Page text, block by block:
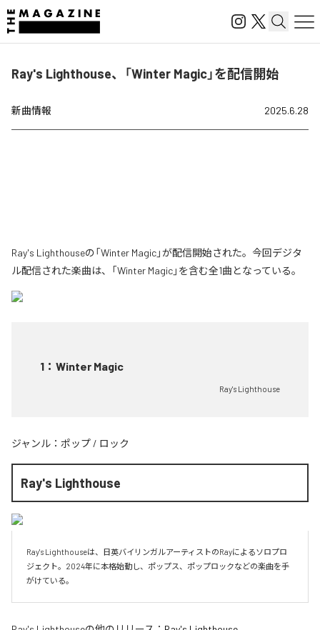
Ray's Lighthouse、「Winter Magic」を配信開始
新曲情報 2025.6.28
Ray's Lighthouseの「Winter Magic」が配信開始された。今回デジタ
ル配信された楽曲は、「Winter Magic」を含む全1曲となっている。
1 ： Winter Magic
Ray's Lighthouse
ジャンル： ポップ / ロック
Ray's Lighthouse
Ray's Lighthouseは、日英バイリンガルアーティストのRayによるソロプロ
ジェクト。2024年に本格始動し、ポップス、ポップロックなどの楽曲を手
がけている。